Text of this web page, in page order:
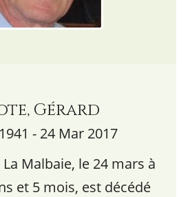
Gérard
- 24 Mar 2017
La Malbaie, le 24 mars à
et 5 mois, est décédé